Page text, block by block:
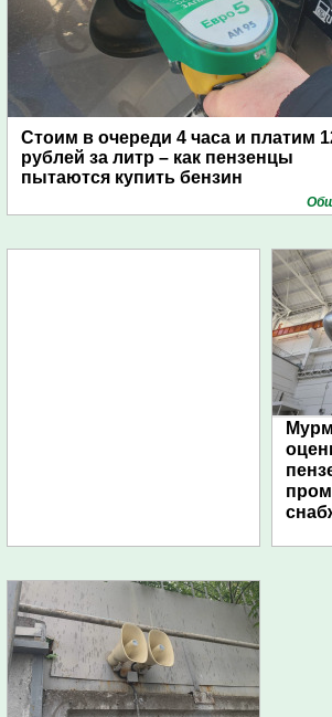
Стоим в очереди 4 часа и платим
рублей за литр – как пензенцы
пытаются купить бензин